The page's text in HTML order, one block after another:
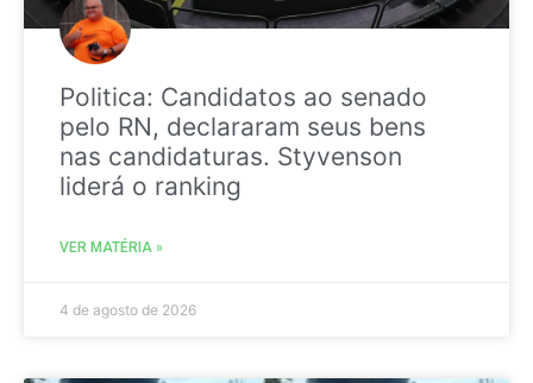
Politica: Candidatos ao senado
pelo RN, declararam seus bens
nas candidaturas. Styvenson
liderá o ranking
VER MATÉRIA »
4 de agosto de 2026